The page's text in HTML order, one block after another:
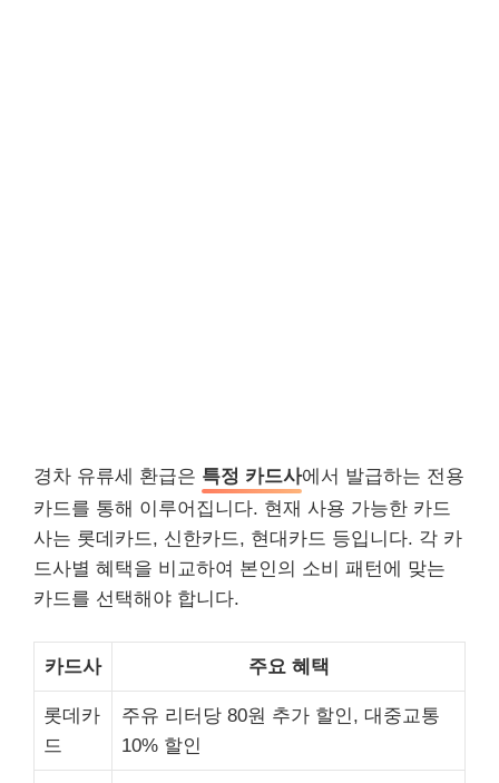
경차 유류세 환급은 특정 카드사에서 발급하는 전용
카드를 통해 이루어집니다. 현재 사용 가능한 카드
사는 롯데카드, 신한카드, 현대카드 등입니다. 각 카
드사별 혜택을 비교하여 본인의 소비 패턴에 맞는
카드를 선택해야 합니다.
카드사 주요 혜택
롯데카
드
주유 리터당 80원 추가 할인, 대중교통
10% 할인